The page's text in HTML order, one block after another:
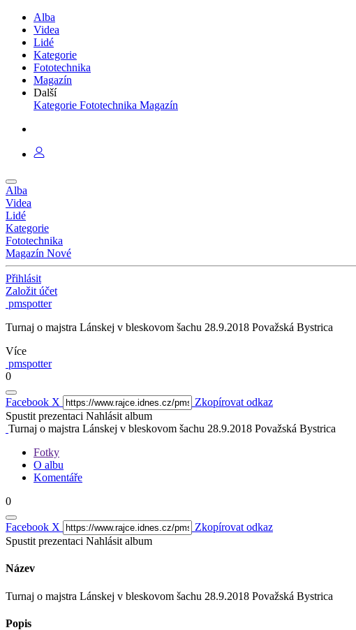
Alba
Videa
Lidé
Kategorie
Fototechnika
Magazín
Další
Kategorie Fototechnika Magazín
Alba
Videa
Lidé
Kategorie
Fototechnika
Magazín Nové
Přihlásit
Založit účet
pmspotter
Turnaj o majstra Lánskej v bleskovom šachu 28.9.2018 Považská Bystrica
Více
pmspotter
0
Facebook X
Zkopírovat odkaz
Spustit prezentaci Nahlásit album
Turnaj o majstra Lánskej v bleskovom šachu 28.9.2018 Považská Bystrica
Fotky
O albu
Komentáře
0
Facebook X
Zkopírovat odkaz
Spustit prezentaci Nahlásit album
Název
Turnaj o majstra Lánskej v bleskovom šachu 28.9.2018 Považská Bystrica
Popis